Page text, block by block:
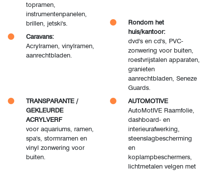
topramen,
instrumentenpanelen,
brillen, jetski's.
Caravans:
Acrylramen, vinylramen,
aanrechtbladen.
Rondom het
huis/kantoor:
dvd's en cd's, PVC-
zonwering voor buiten,
roestvrijstalen apparaten,
granieten
aanrechtbladen, Seneze
Guards.
TRANSPARANTE /
GEKLEURDE
ACRYLVERF
voor aquariums, ramen,
spa's, stormramen en
vinyl zonwering voor
buiten.
AUTOMOTIVE
AutoMotIVE Raamfolie,
dashboard- en
interieurafwerking,
steenslagbescherming
en
koplampbeschermers,
lichtmetalen velgen met